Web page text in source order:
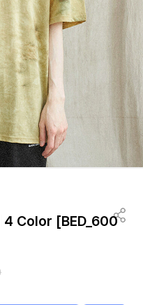
4 Color [BED_600